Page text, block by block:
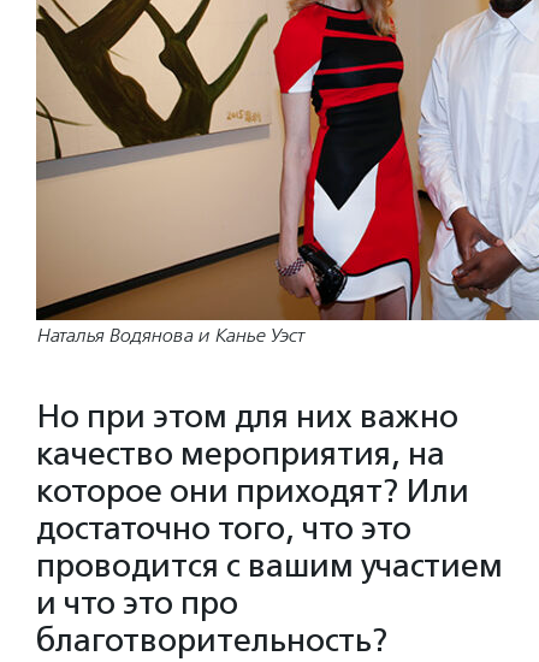
Наталья Водянова и Канье Уэст
Но при этом для них важно
качество мероприятия, на
которое они приходят? Или
достаточно того, что это
проводится с вашим участием
и что это про
благотворительность?